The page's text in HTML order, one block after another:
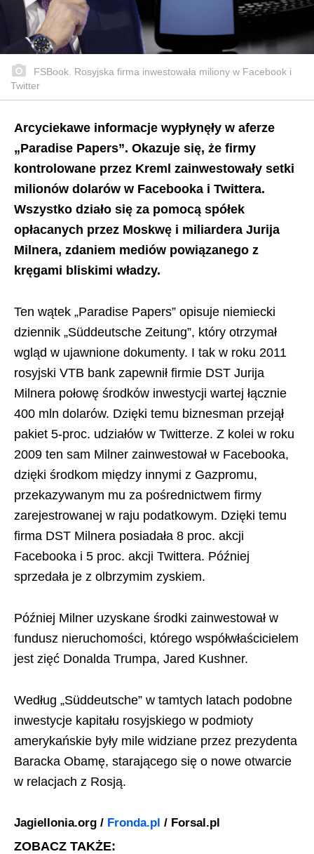
FSBook. Rosyjska firma inwestowała miliony w Facebook i
Twitter
Arcyciekawe informacje wypłynęły w aferze
„Paradise Papers”. Okazuje się, że firmy
kontrolowane przez Kreml zainwestowały setki
milionów dolarów w Facebooka i Twittera.
Wszystko działo się za pomocą spółek
opłacanych przez Moskwę i miliardera Jurija
Milnera, zdaniem mediów powiązanego z
kręgami bliskimi władzy.
Ten wątek „Paradise Papers” opisuje niemiecki
dziennik „Süddeutsche Zeitung”, który otrzymał
wgląd w ujawnione dokumenty. I tak w roku 2011
rosyjski VTB bank zapewnił firmie DST Jurija
Milnera połowę środków inwestycji wartej łącznie
400 mln dolarów. Dzięki temu biznesman przejął
pakiet 5-proc. udziałów w Twitterze. Z kolei w roku
2009 ten sam Milner zainwestował w Facebooka,
dzięki środkom między innymi z Gazpromu,
przekazywanym mu za pośrednictwem firmy
zarejestrowanej w raju podatkowym. Dzięki temu
firma DST Milnera posiadała 8 proc. akcji
Facebooka i 5 proc. akcji Twittera. Później
sprzedała je z olbrzymim zyskiem.
Później Milner uzyskane środki zainwestował w
fundusz nieruchomości, którego współwłaścicielem
jest zięć Donalda Trumpa, Jared Kushner.
Według „Süddeutsche” w tamtych latach podobne
inwestycje kapitału rosyjskiego w podmioty
amerykańskie były mile widziane przez prezydenta
Baracka Obamę, starającego się o nowe otwarcie
w relacjach z Rosją.
Jagiellonia.org / Fronda.pl / Forsal.pl
ZOBACZ TAKŻE: